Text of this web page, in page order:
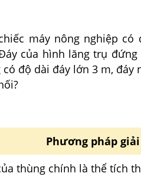
máy nông nghiệp
của hình lăng trụ
độ dài đáy lớn 3 m,
Phương pháp
thùng chính là thể tích